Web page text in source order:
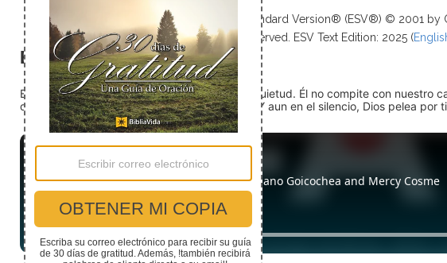
The Holy Bible, English Standard Version® (ESV®) © 2001
Publishers. All rights reserved. ESV Text Edition: 2025 (
El silencio
En medio del ruido, Dios nos encuentra en la quietud. Él no compite con nuestro
detente (quédate quieto) Dios está presente. Y aun en el silencio, Dios pelea por